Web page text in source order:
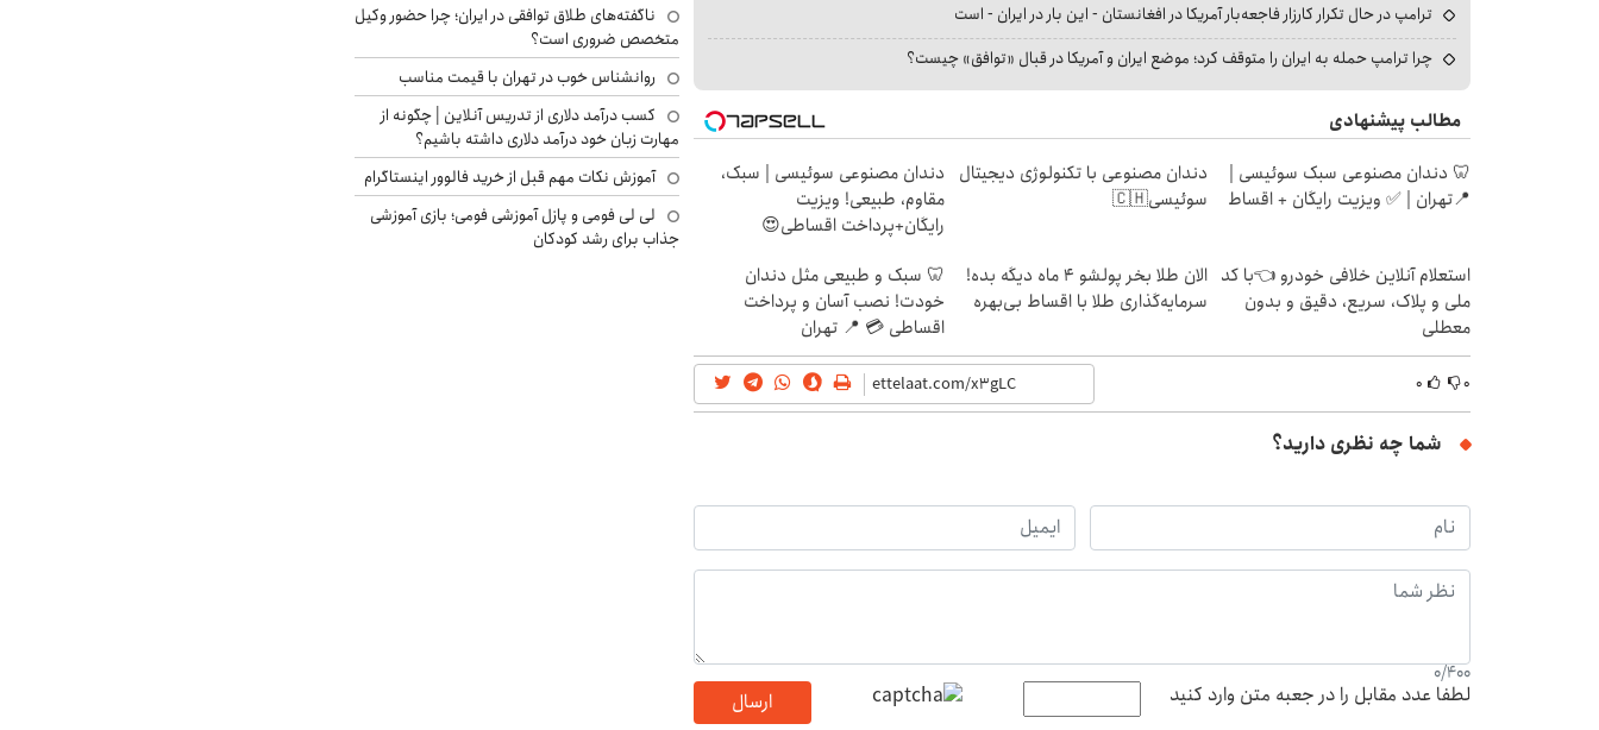
ترامپ در حال تکرار کارزار فاجعه‌بار آمریکا در افغانستان - این بار در ایران - است
چرا ترامپ حمله به ایران را متوقف کرد؛ موضع ایران و آمریکا در قبال «توافق» چیست؟
مطالب پیشنهادی
🦷 دندان مصنوعی سبک سوئیسی |
📍تهران | ✅ ویزیت رایگان + اقساط
دندان مصنوعی با تکنولوژی دیجیتال
سوئیسی🇨🇭
دندان مصنوعی سوئیسی | سبک،
مقاوم، طبیعی! ویزیت
رایگان+پرداخت اقساطی😍
استعلام آنلاین خلافی خودرو 👈با کد
ملی و پلاک، سریع، دقیق و بدون
معطلی
الان طلا بخر پولشو 4 ماه دیگه بده!
سرمایه‌گذاری طلا با اقساط بی‌بهره
🦷 سبک و طبیعی مثل دندان
خودت! نصب آسان و پرداخت
اقساطی 💳 📍 تهران
۰ ۰
شما چه نظری دارید؟
0/400
لطفا عدد مقابل را در جعبه متن وارد کنید ارسال
ناگفته‌های طلاق توافقی در ایران؛ چرا حضور وکیل
متخصص ضروری است؟
روانشناس خوب در تهران با قیمت مناسب
کسب درآمد دلاری از تدریس آنلاین | چگونه از
مهارت زبان خود درآمد دلاری داشته باشیم؟
آموزش نکات مهم قبل از خرید فالوور اینستاگرام
لی لی فومی و پازل آموزشی فومی؛ بازی آموزشی
جذاب برای رشد کودکان